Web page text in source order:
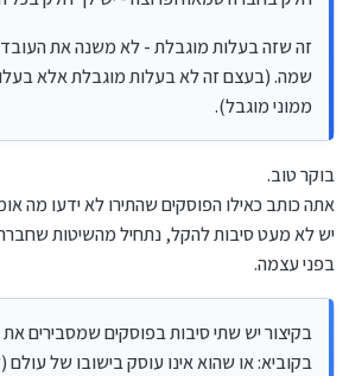
זה שזה בעלות מוגבלת - לא משנה את
שמה. (בעצם זה לא בעלות מוגבלת אלא
ממוני מוגבל).
בוקר טוב.
אתה כותב כאילו הפוסקים שהתירו לא ידעו מה
יש לא מעט סיבות להקל, נתחיל מהשיטות
בפני עצמה.
בקיצור יש שתי סיבות בפוסקים שמסבירים
בקוביא: או שהוא אינו עוסק בישובו של עולם